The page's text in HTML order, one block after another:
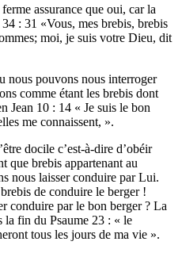
assurance que oui, car la
: 31 «Vous, mes brebis, brebis
moi, je suis votre Dieu, dit
nous pouvons nous interroger
comme étant les brebis dont
Jean 10 : 14 « Je suis le bon
me connaissent, ».
docile c’est-à-dire d’obéir
que brebis appartenant au
nous laisser conduire par Lui.
de conduire le berger !
conduire par le bon berger ? La
la fin du Psaume 23 : « le
tous les jours de ma vie ».